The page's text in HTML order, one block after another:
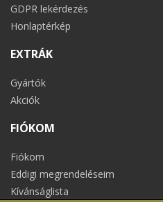
GDPR lekérdezés
Honlaptérkép
EXTRÁK
Gyártók
Akciók
FIÓKOM
Fiókom
Eddigi megrendeléseim
Kívánságlista